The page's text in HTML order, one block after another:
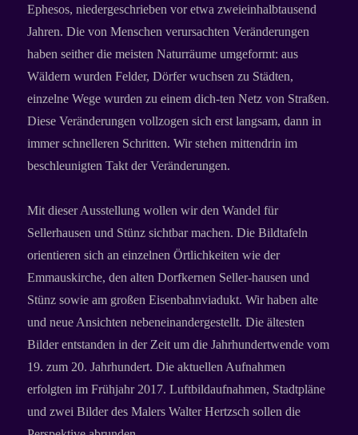
Ephesos, niedergeschrieben vor etwa zweieinhalbtausend
Jahren. Die von Menschen verursachten Veränderungen
haben seither die meisten Naturräume umgeformt: aus
Wäldern wurden Felder, Dörfer wuchsen zu Städten,
einzelne Wege wurden zu einem dich-ten Netz von Straßen.
Diese Veränderungen vollzogen sich erst langsam, dann in
immer schnelleren Schritten. Wir stehen mittendrin im
beschleunigten Takt der Veränderungen.
Mit dieser Ausstellung wollen wir den Wandel für
Sellerhausen und Stünz sichtbar machen. Die Bildtafeln
orientieren sich an einzelnen Örtlichkeiten wie der
Emmauskirche, den alten Dorfkernen Seller-hausen und
Stünz sowie am großen Eisenbahnviadukt. Wir haben alte
und neue Ansichten nebeneinandergestellt. Die ältesten
Bilder entstanden in der Zeit um die Jahrhundertwende vom
19. zum 20. Jahrhundert. Die aktuellen Aufnahmen
erfolgten im Frühjahr 2017. Luftbildaufnahmen, Stadtpläne
und zwei Bilder des Malers Walter Hertzsch sollen die